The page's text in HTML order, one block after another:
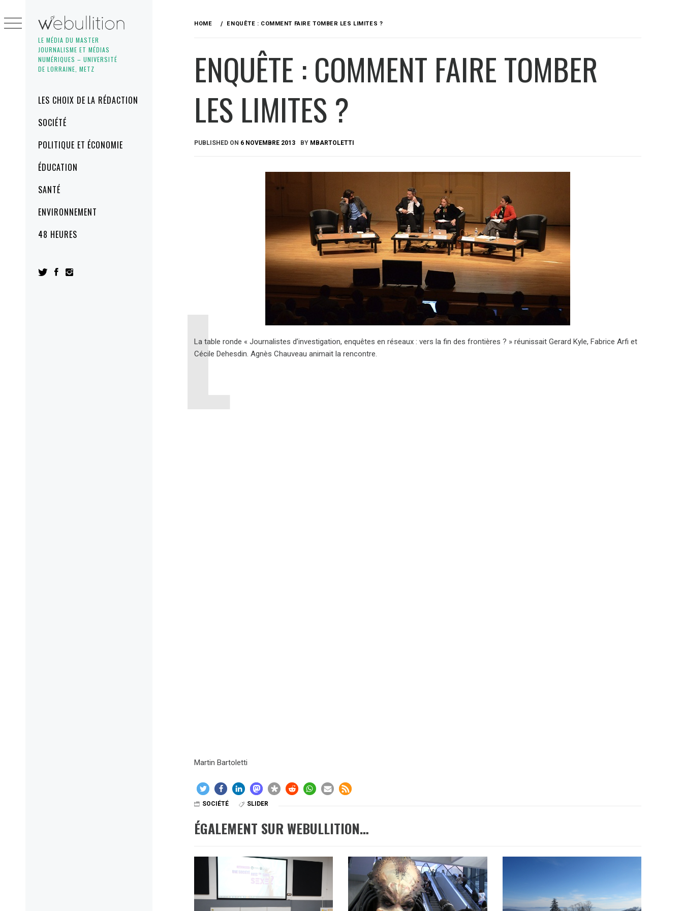
LE MÉDIA DU MASTER
JOURNALISME ET MÉDIAS
NUMÉRIQUES – UNIVERSITÉ
DE LORRAINE, METZ
MenuLES CHOIX DE LA RÉDACTION
SOCIÉTÉ
POLITIQUE ET ÉCONOMIE
ÉDUCATION
SANTÉ
ENVIRONNEMENT
48 HEURES
to
content
HOME ENQUÊTE : COMMENT FAIRE TOMBER LES LIMITES ?
ENQUÊTE : COMMENT FAIRE TOMBER
LES LIMITES ?
PUBLISHED ON 6 NOVEMBRE 2013 BY MBARTOLETTI
La table ronde « Journalistes d’investigation, enquêtes en réseaux : vers la fin des frontières ? » réunissait Gerard Kyle, Fabrice Arfi et
Cécile Dehesdin. Agnès Chauveau animait la rencontre.
Martin Bartoletti
SOCIÉTÉ SLIDER
ÉGALEMENT SUR WEBULLITION…